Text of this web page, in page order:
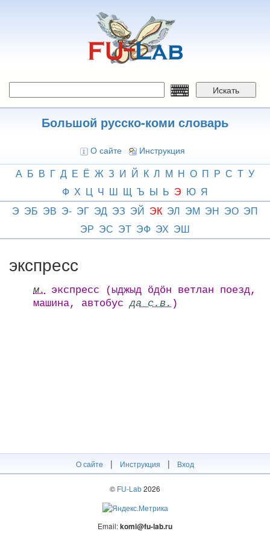
Искать
Большой русско-коми словарь
О сайте Инструкция
А Б В Г Д Е Ё Ж З И Й К Л М Н О П Р С Т У
Ф Х Ц Ч Ш Щ Ъ Ы Ь Э Ю Я
Э ЭБ ЭВ Э- ЭГ ЭД ЭЗ ЭЙ ЭК ЭЛ ЭМ ЭН ЭО ЭП
ЭР ЭС ЭТ ЭФ ЭХ ЭШ
экспресс
м. экспресс (ыджыд ӧдӧн ветлан поезд,
машина, автобусда с.в. )
О сайте | Инструкция | Вход
© FU-Lab2026
Email:komi@fu-lab.ru